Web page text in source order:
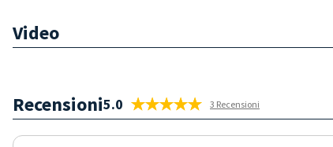
Video
Recensioni5.0 3 Recensioni